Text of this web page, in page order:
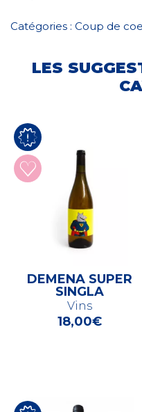
Catégories : Coup de
LES
DEMENA SUPER
SINGLA
Vins
18,00€